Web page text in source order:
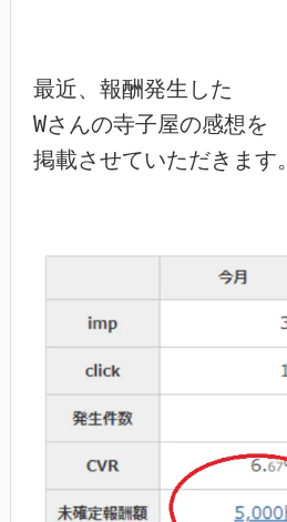
最近、報酬発生した
Wさんの寺子屋の感想を
掲載させていただきます。